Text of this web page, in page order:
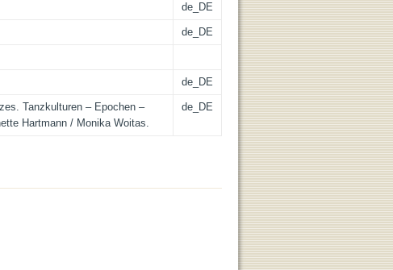
de_DE
de_DE
de_DE
Tanzkulturen – Epochen –
Hartmann / Monika Woitas.
de_DE